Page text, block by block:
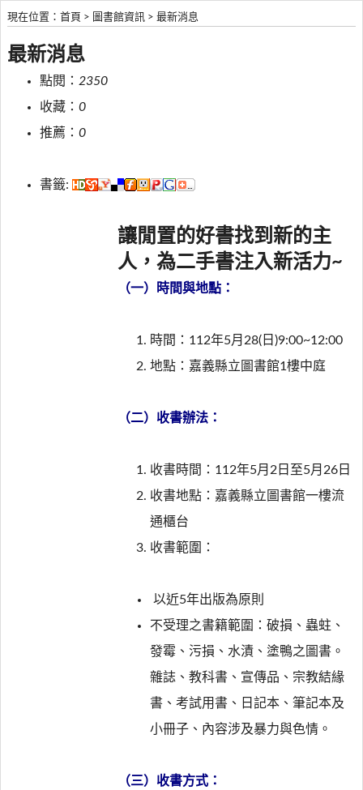
現在位置 ： 首頁 > 圖書館資訊 > 最新消息
最新消息
點閱： 2350
收藏： 0
推薦： 0
書籤:
讓閒置的好書找到新的主
人，為二手書注入新活力~
（一）時間與地點：
時間：112年5月28(日)9:00~12:00
地點：嘉義縣立圖書館1樓中庭
（二）收書辦法：
收書時間：112年5月2日至5月26日
收書地點：嘉義縣立圖書館一樓流
通櫃台
收書範圍：
以近5年出版為原則
不受理之書籍範圍：破損、蟲蛀、
發霉、污損、水漬、塗鴨之圖書。
雜誌、教科書、宣傳品、宗教結緣
書、考試用書、日記本、筆記本及
小冊子、內容涉及暴力與色情。
（三）收書方式：